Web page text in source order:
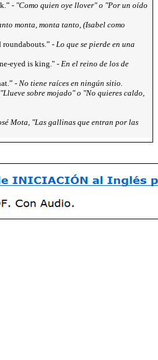
- "Como quien oye llover" o "Por un oído
monta, monta tanto, (Isabel como
roundabouts.” - Lo que se pierde en una
eyed is king." - En el reino de los de
- No tiene raíces en ningún sitio.
"Llueve sobre mojado" o "No quieres caldo,
Mota, "Las gallinas que entran por las